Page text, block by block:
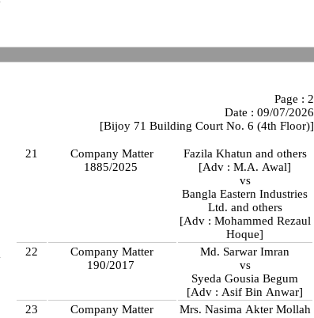
Page : 2
Date : 09/07/2026
[Bijoy 71 Building Court No. 6 (4th Floor)]
21
Company Matter
1885/2025
Fazila Khatun and others
[Adv : M.A. Awal]
vs
Bangla Eastern Industries
Ltd. and others
[Adv : Mohammed Rezaul
Hoque]
22
Company Matter
190/2017
Md. Sarwar Imran
vs
Syeda Gousia Begum
[Adv : Asif Bin Anwar]
23
Company Matter
Mrs. Nasima Akter Mollah